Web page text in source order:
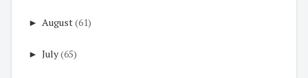
► August(61)
► July(65)